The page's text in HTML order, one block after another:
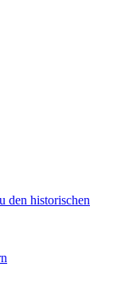
den historischen